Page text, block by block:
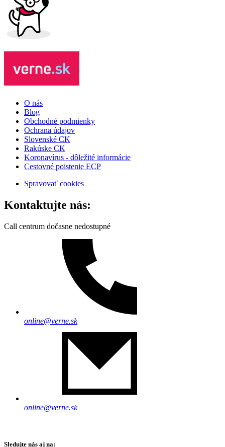
O nás
Blog
Obchodné podmienky
Ochrana údajov
Slovenské CK
Rakúske CK
Koronavírus - dôležité informácie
Cestovné poistenie ECP
Spravovať cookies
Kontaktujte nás:
Call centrum dočasne nedostupné
online@verne.sk
online@verne.sk
Sledujte nás aj na: